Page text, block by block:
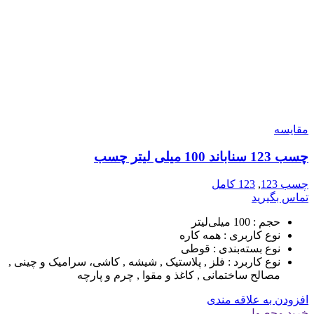
مقایسه
چسب 123 سناباند 100 میلی لیتر چسب
چسب 123 , 123 کامل
تماس بگیرید
حجم : 100 میلی‌لیتر
نوع کاربری : همه کاره
نوع بسته‌بندی : قوطی
نوع کاربرد : فلز , پلاستیک , شیشه , کاشی، سرامیک و چینی ,
مصالح ساختمانی , کاغذ و مقوا , چرم و پارچه
افزودن به علاقه مندی